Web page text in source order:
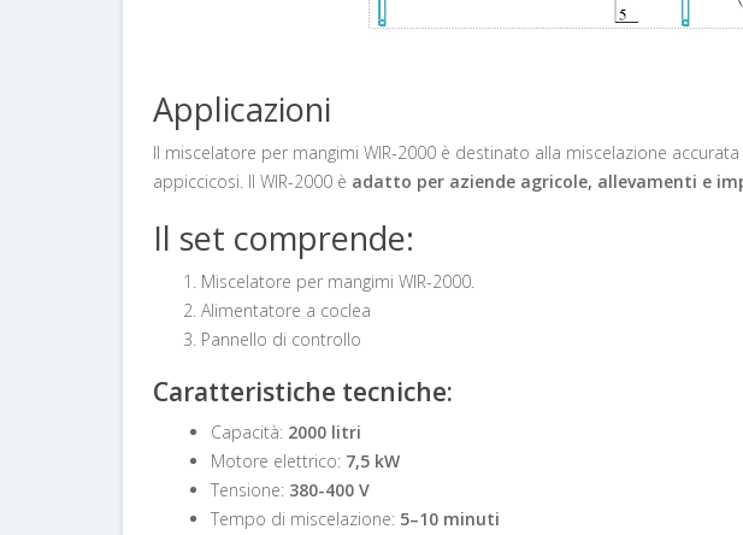
Applicazioni
Il miscelatore per mangimi WIR-2000 è destinato alla miscelazione
appiccicosi. Il WIR-2000 è adatto per aziende agricole, allevamenti e
Il set comprende:
Miscelatore per mangimi WIR-2000.
Alimentatore a coclea
Pannello di controllo
Caratteristiche tecniche:
Capacità: 2000 litri
Motore elettrico: 7,5 kW
Tensione: 380-400 V
Tempo di miscelazione: 5–10 minuti